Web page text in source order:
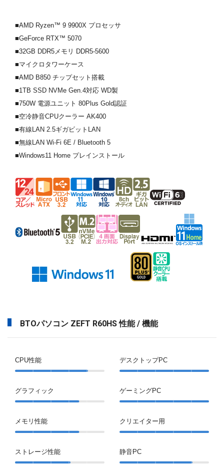
■AMD Ryzen™ 9 9900X プロセッサ
■GeForce RTX™ 5070
■32GB DDR5メモリ DDR5-5600
■マイクロタワーケース
■AMD B850 チップセット搭載
■1TB SSD NVMe Gen.4対応 WD製
■750W 電源ユニット 80Plus Gold認証
■空冷静音CPUクーラー AK400
■有線LAN 2.5ギガビットLAN
■無線LAN Wi-Fi 6E / Bluetooth 5
■Windows11 Home プレインストール
BTOパソコン ZEFT R60HS 性能 / 機能
CPU性能
グラフィック
メモリ性能
ストレージ性能
デスクトップPC
ゲーミングPC
クリエイター用
静音PC